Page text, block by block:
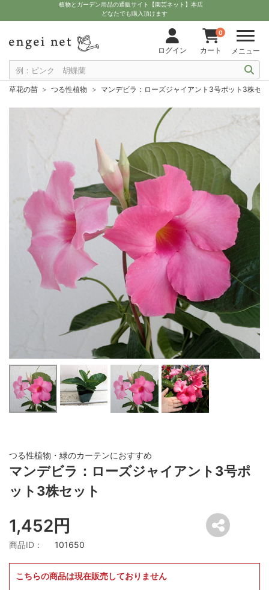
植物とガーデン用品の通販サイト【園芸ネット】本店
どなたでも購入頂けます
ログイン
0
カート メニュー
草花の苗 つる性植物 マンデビラ：ローズジャイアント3号ポット3株セ
つる性植物・緑のカーテンにおすすめ
マンデビラ：ローズジャイアント3号ポ
ット3株セット
1,452円
商品ID： 101650
こちらの商品は現在販売しておりません